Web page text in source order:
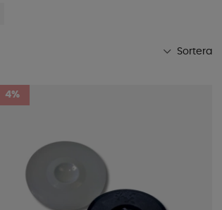
Sortera
Varumärke
4%